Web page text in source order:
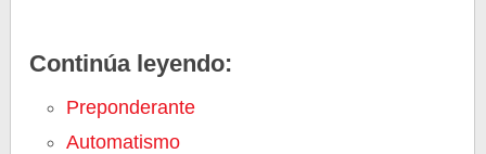
Continúa leyendo:
Preponderante
Automatismo